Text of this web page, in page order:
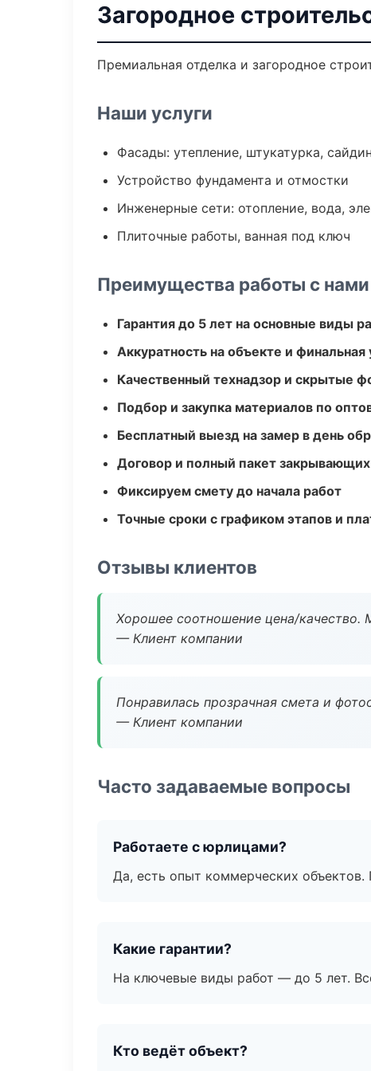
Загородное
Премиальная отделка и загородное
Наши услуги
Фасады: утепление, штукатурка,
Устройство фундамента и отмостки
Инженерные сети: отопление, вода,
Плиточные работы, ванная под ключ
Преимущества работы с нами
Гарантия до 5 лет на основные виды
Аккуратность на объекте и финальная
Качественный технадзор и скрытые
Подбор и закупка материалов по
Бесплатный выезд на замер в день
Договор и полный пакет
Фиксируем смету до начала работ
Точные сроки с графиком этапов и
Отзывы клиентов
Хорошее соотношение цена/
— Клиент компании
Понравилась прозрачная смета и
— Клиент компании
Часто задаваемые вопросы
Работаете с юрлицами?
Да, есть опыт коммерческих
Какие гарантии?
На ключевые виды работ — до 5 лет.
Кто ведёт объект?